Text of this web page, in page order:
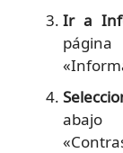
Ir a
página